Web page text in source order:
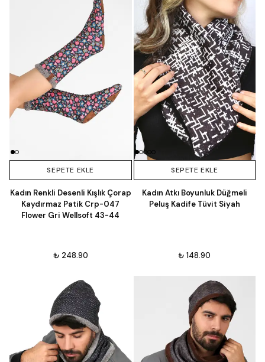
SEPETE EKLE
Kadın Renkli Desenli Kışlık Çorap
Kaydırmaz Patik Crp-047
Flower Gri Wellsoft 43-44
₺ 248.90
SEPETE EKLE
Kadın Atkı Boyunluk Düğmeli
Peluş Kadife Tüvit Siyah
₺ 148.90